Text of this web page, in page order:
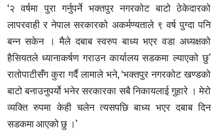
‘२ वर्षमा पुरा गर्नुपर्ने भक्तपुर नगरकोट बाटो ठेकेदारको
लापरवाही र नेपाल सरकारको अकर्मण्यताले ९ वर्ष पुग्दा पनि
बन्न सकेन । मैले दबाब स्वरुप बाध्य भएर वडा अध्यक्षको
हैसियतले ध्यानाकर्षण गराउन कार्यालय सडकमा ल्याएको छु’
रातोपाटीसँग कुरा गर्दै लामाले भने, ‘भक्तपुर नगरकोट खण्डको
बाटो बनाउनुपर्यो भनेर सरकारका सबै निकायलाई गुहारे । मेरो
व्यक्ति रुपमा केही चलेन त्यसपछि बाध्य भएर दबाब दिन
सडकमा आएको छु ।’